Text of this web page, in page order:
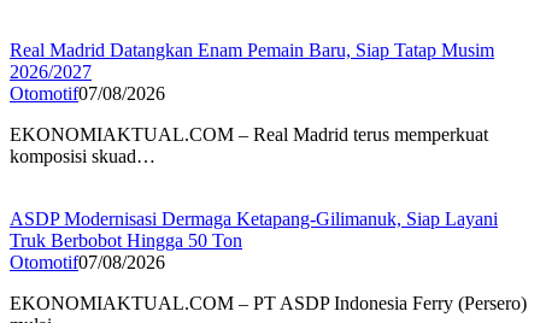
Real Madrid Datangkan Enam Pemain Baru, Siap Tatap Musim
2026/2027
Otomotif07/08/2026
EKONOMIAKTUAL.COM – Real Madrid terus memperkuat
komposisi skuad…
ASDP Modernisasi Dermaga Ketapang-Gilimanuk, Siap Layani
Truk Berbobot Hingga 50 Ton
Otomotif07/08/2026
EKONOMIAKTUAL.COM – PT ASDP Indonesia Ferry (Persero)